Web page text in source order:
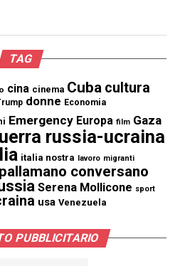
TAG
cina cinema Cuba cultura
donne Economia
Emergency Europa film Gaza
russia-ucraina
italia nostra lavoro migranti
pallamano conversano
Serena Mollicone sport
usa Venezuela
PUBBLICITARIO